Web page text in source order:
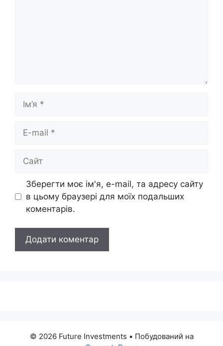
mail
Зберегти моє ім'я, e-mail, та адресу сайту
в цьому браузері для моїх подальших
коментарів.
© 2026 Future Investments • Побудований на